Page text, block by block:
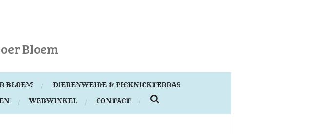
Bloem
BLOEM
DIERENWEIDE & PICKNICKTERRAS
WEBWINKEL CONTACT